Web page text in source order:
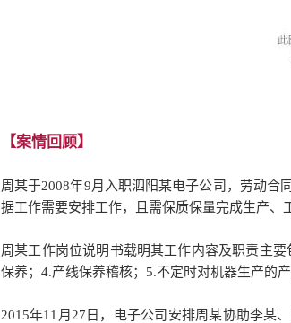
【案情回顾】
周某于2008年9月入职泗阳某电子公司，劳动合同
据工作需要安排工作，且需保质保量完成生产、
周某工作岗位说明书载明其工作内容及职责主要
保养； 4.产线保养稽核； 5.不定时对机器生产的产
2015年11月27日，电子公司安排周某协助李某